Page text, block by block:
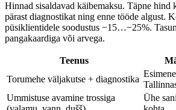
Hinnad sisaldavad käibemaksu. Täpne hind
pärast diagnostikat ning enne tööde algust.
püsiklientidele soodustus −15…−25%.
pangakaardiga või arvega.
Teenus
Torumehe väljakutse + diagnostika
Ummistuse avamine trossiga
Ühe